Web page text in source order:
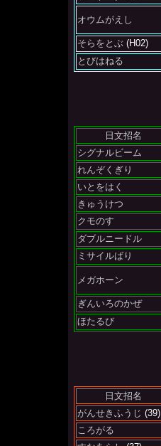
オウムがえし
そらをとぶ (H02)
とびはねる
日文招名
シグナルビーム
れんぞくぎり
いとをはく
きゅうけつ
クモのす
ダブルニードル
ミサイルばり
メガホーン
ぎんいろのかぜ
ほたるび
日文招名
がんせきふうじ (39)
ころがる